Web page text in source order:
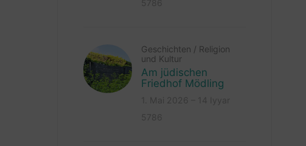
Geschichten / Religion
und Kultur
Am jüdischen
Friedhof Mödling